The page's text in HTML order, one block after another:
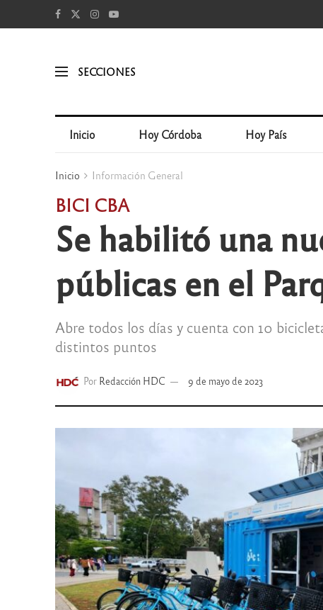
SECCIONES
Inicio Hoy Córdoba Hoy País
Inicio Información General
BICI CBA
Se habilitó una
públicas en el
Abre todos los días y cuenta con 10
distintos puntos
Por Redacción HDC 9 de mayo de 2023